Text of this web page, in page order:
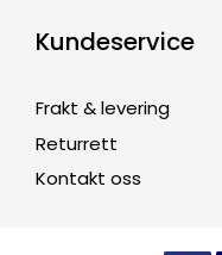
Kundeservice
Frakt & levering
Returrett
Kontakt oss